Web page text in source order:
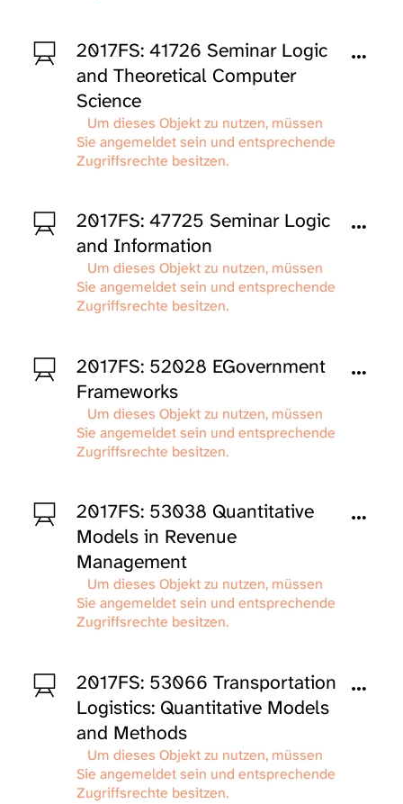
2017FS: 41726 Seminar Logic
and Theoretical Computer
Science
Um dieses Objekt zu nutzen, müssen
Sie angemeldet sein und entsprechende
Zugriffsrechte besitzen.
2017FS: 47725 Seminar Logic
and Information
Um dieses Objekt zu nutzen, müssen
Sie angemeldet sein und entsprechende
Zugriffsrechte besitzen.
2017FS: 52028 EGovernment
Frameworks
Um dieses Objekt zu nutzen, müssen
Sie angemeldet sein und entsprechende
Zugriffsrechte besitzen.
2017FS: 53038 Quantitative
Models in Revenue
Management
Um dieses Objekt zu nutzen, müssen
Sie angemeldet sein und entsprechende
Zugriffsrechte besitzen.
2017FS: 53066 Transportation
Logistics: Quantitative Models
and Methods
Um dieses Objekt zu nutzen, müssen
Sie angemeldet sein und entsprechende
Zugriffsrechte besitzen.